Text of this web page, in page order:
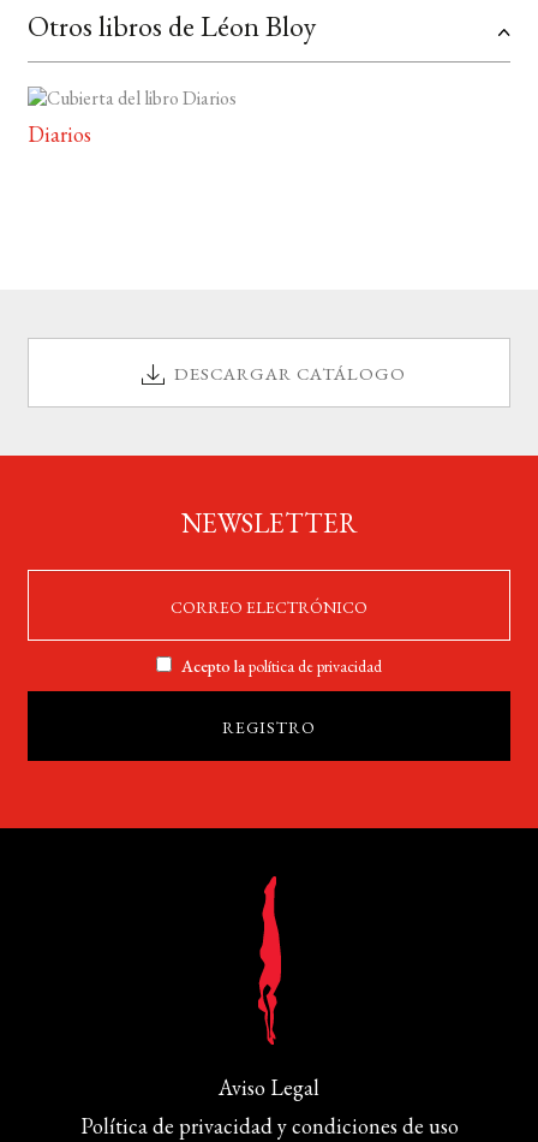
Otros libros de Léon Bloy
Diarios
DESCARGAR CATÁLOGO
NEWSLETTER
Acepto lapolítica de privacidad
Aviso Legal
Política de privacidad y condiciones de uso